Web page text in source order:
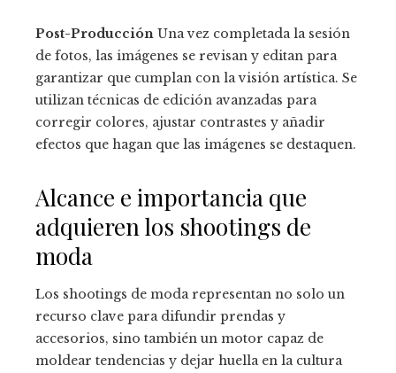
Post-Producción Una vez completada la sesión
de fotos, las imágenes se revisan y editan para
garantizar que cumplan con la visión artística. Se
utilizan técnicas de edición avanzadas para
corregir colores, ajustar contrastes y añadir
efectos que hagan que las imágenes se destaquen.
Alcance e importancia que
adquieren los shootings de
moda
Los shootings de moda representan no solo un
recurso clave para difundir prendas y
accesorios, sino también un motor capaz de
moldear tendencias y dejar huella en la cultura